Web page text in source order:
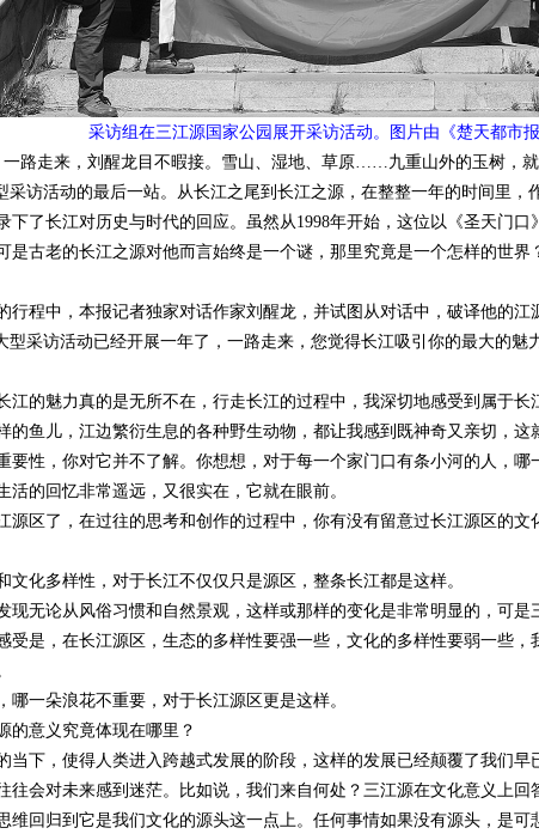
采访组在三江源国家公园展开采访活动。图片由《楚天都市
走来，刘醒龙目不暇接。雪山、湿地、草原……九重山外的玉树，就
访活动的最后一站。从长江之尾到长江之源，在整整一年的时间里，
下了长江对历史与时代的回应。虽然从1998年开始，这位以《圣天门
是古老的长江之源对他而言始终是一个谜，那里究竟是一个怎样的世
程中，本报记者独家对话作家刘醒龙，并试图从对话中，破译他的江
型采访活动已经开展一年了，一路走来，您觉得长江吸引你的最大的
江的魅力真的是无所不在，行走长江的过程中，我深切地感受到属于
的鱼儿，江边繁衍生息的各种野生动物，都让我感到既神奇又亲切，
要性，你对它并不了解。你想想，对于每一个家门口有条小河的人，哪
的回忆非常遥远，又很实在，它就在眼前。
源区了，在过往的思考和创作的过程中，你有没有留意过长江源区的
文化多样性，对于长江不仅仅只是源区，整条长江都是这样。
无论从风俗习惯和自然景观，这样或那样的变化是非常明显的，可是
受是，在长江源区，生态的多样性要强一些，文化的多样性要弱一些
一朵浪花不重要，对于长江源区更是这样。
的意义究竟体现在哪里？
当下，使得人类进入跨越式发展的阶段，这样的发展已经颠覆了我们
往会对未来感到迷茫。比如说，我们来自何处？三江源在文化意义上
维回归到它是我们文化的源头这一点上。任何事情如果没有源头，是